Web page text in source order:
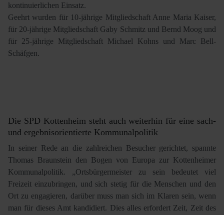
kontinuierlichen Einsatz.
Geehrt wurden für 10-jährige Mitgliedschaft Anne Maria Kaiser,
für 20-jährige Mitgliedschaft Gaby Schmitz und Bernd Moog und
für 25-jährige Mitgliedschaft Michael Kohns und Marc Bell-
Schäfgen.
Die SPD Kottenheim steht auch weiterhin für eine sach-
und ergebnisorientierte Kommunalpolitik
In seiner Rede an die zahlreichen Besucher gerichtet, spannte
Thomas Braunstein den Bogen von Europa zur Kottenheimer
Kommunalpolitik. „Ortsbürgermeister zu sein bedeutet viel
Freizeit einzubringen, und sich stetig für die Menschen und den
Ort zu engagieren, darüber muss man sich im Klaren sein, wenn
man für dieses Amt kandidiert. Dies alles erfordert Zeit, Zeit des